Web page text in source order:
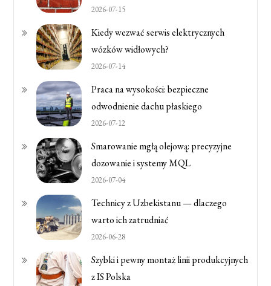
2026-07-15
Kiedy wezwać serwis elektrycznych
wózków widłowych?
2026-07-14
Praca na wysokości: bezpieczne
odwodnienie dachu płaskiego
2026-07-12
Smarowanie mgłą olejową: precyzyjne
dozowanie i systemy MQL
2026-07-04
Technicy z Uzbekistanu — dlaczego
warto ich zatrudniać
2026-06-28
Szybki i pewny montaż linii produkcyjnych
z IS Polska